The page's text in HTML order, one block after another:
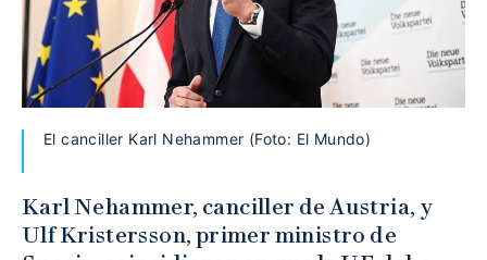
El canciller Karl Nehammer (Foto: El Mundo)
Karl Nehammer, canciller de Austria, y
Ulf Kristersson, primer ministro de